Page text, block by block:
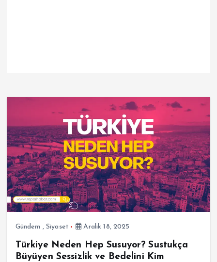
Gündem , Siyaset Aralık 18, 2025
Türkiye Neden Hep Susuyor? Sustukça
Büyüyen Sessizlik ve Bedelini Kim